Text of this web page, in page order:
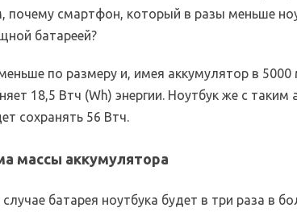
почему смартфон, который в разы меньше
батареей?
по размеру и, имея аккумулятор в 5000
18,5 Втч (Wh) энергии. Ноутбук же с
сохранять 56 Втч.
массы аккумулятора
батарея ноутбука будет в три раза в